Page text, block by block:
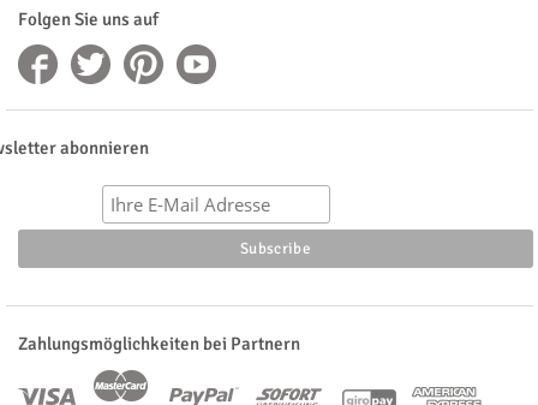
Folgen Sie uns auf
abonnieren
Zahlungsmöglichkeiten bei Partnern